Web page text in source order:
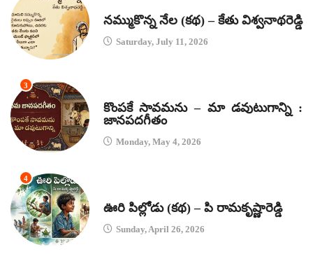
నమ్ముకొన్న నేల (కథ) – కేతు విశ్వనాథరెడ్డి
Saturday, July 11, 2026
3
కొంపకే సావమను – మా డవుటుగాన్ని :
జానపదగీతం
Monday, May 4, 2026
4
ఊరి పిల్లోడు (కథ) – పి రామకృష్ణారెడ్డి
Sunday, April 26, 2026